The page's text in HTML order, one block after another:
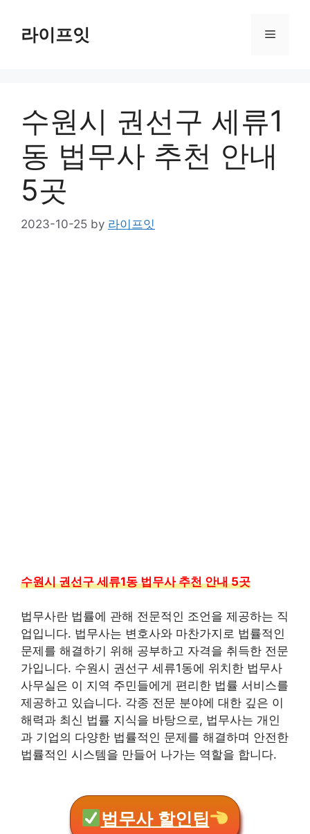
content라이프잇 Menu
수원시 권선구 세류1
동 법무사 추천 안내
5곳
2023-10-25 by 라이프잇
수원시 권선구 세류1동 법무사 추천 안내 5곳
법무사란 법률에 관해 전문적인 조언을 제공하는 직
업입니다. 법무사는 변호사와 마찬가지로 법률적인
문제를 해결하기 위해 공부하고 자격을 취득한 전문
가입니다. 수원시 권선구 세류1동에 위치한 법무사
사무실은 이 지역 주민들에게 편리한 법률 서비스를
제공하고 있습니다. 각종 전문 분야에 대한 깊은 이
해력과 최신 법률 지식을 바탕으로, 법무사는 개인
과 기업의 다양한 법률적인 문제를 해결하며 안전한
법률적인 시스템을 만들어 나가는 역할을 합니다.
법무사 할인팁